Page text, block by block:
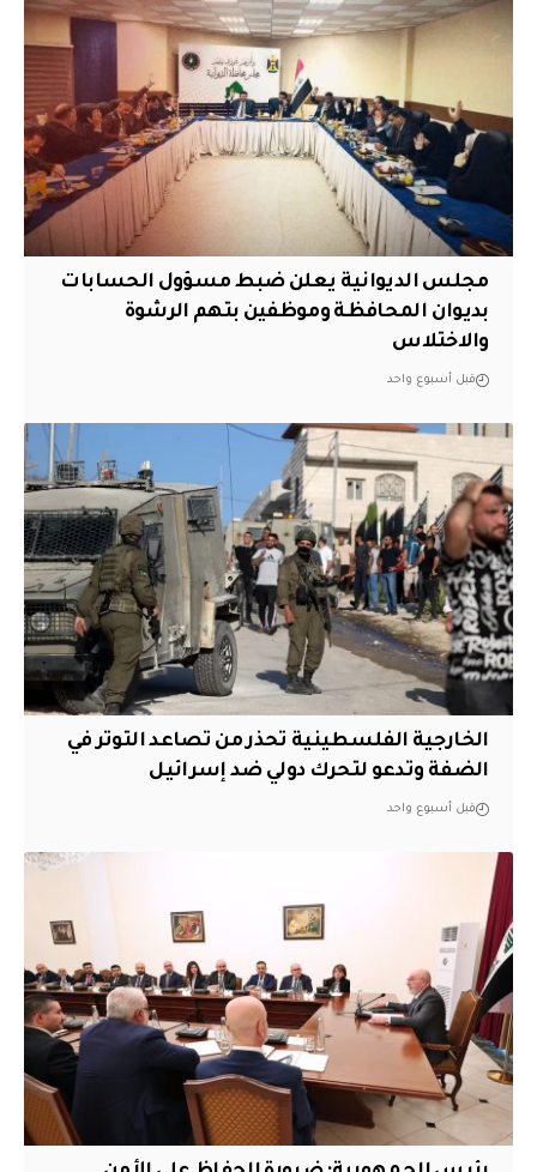
مجلس الديوانية يعلن ضبط مسؤول الحسابات
بديوان المحافظة وموظفين بتهم الرشوة
والاختلاس
قبل أسبوع واحد
الخارجية الفلسطينية تحذر من تصاعد التوتر في
الضفة وتدعو لتحرك دولي ضد إسرائيل
قبل أسبوع واحد